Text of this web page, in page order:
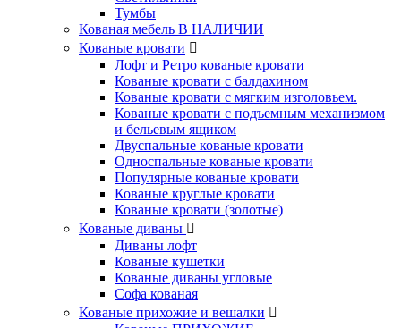
Тумбы
Кованая мебель В НАЛИЧИИ
Кованые кровати
Лофт и Ретро кованые кровати
Кованые кровати с балдахином
Кованые кровати с мягким изголовьем.
Кованые кровати с подъемным механизмом
и бельевым ящиком
Двуспальные кованые кровати
Односпальные кованые кровати
Популярные кованые кровати
Кованые круглые кровати
Кованые кровати (золотые)
Кованые диваны
Диваны лофт
Кованые кушетки
Кованые диваны угловые
Софа кованая
Кованые прихожие и вешалки